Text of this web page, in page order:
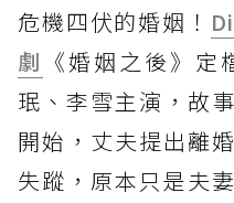
危機四伏的婚姻！
劇 《婚姻之後》
珉、李雪主演，故
開始，丈夫提出離
失蹤，原本只是夫